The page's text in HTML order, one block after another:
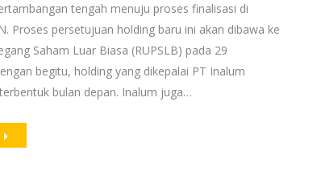
tengah menuju proses finalisasi di
Proses persetujuan holding baru ini akan dibawa ke
Saham Luar Biasa (RUPSLB) pada 29
begitu, holding yang dikepalai PT Inalum
bulan depan. Inalum juga…